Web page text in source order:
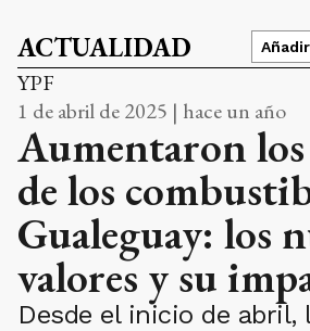
ACTUALIDAD
YPF
1 de abril de 2025 | hace un año
Aumentaron
de los
Gualeguay: los
valores y su
Desde el inicio de abril,